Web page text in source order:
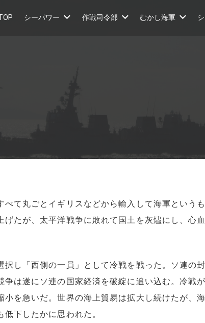
シーパワー 作戦司令部 むかし海軍
て丸ごとイギリスなどから輸入して海軍という
たが、太平洋戦争に敗れて国土を灰燼にし、心
し「西側の一員」として冷戦を戦った。ソ連の
は遂にソ連の国家経済を破綻に追い込む。冷戦
を急いだ。世界の海上貿易は拡大し続けたが、
下したかに思われた。